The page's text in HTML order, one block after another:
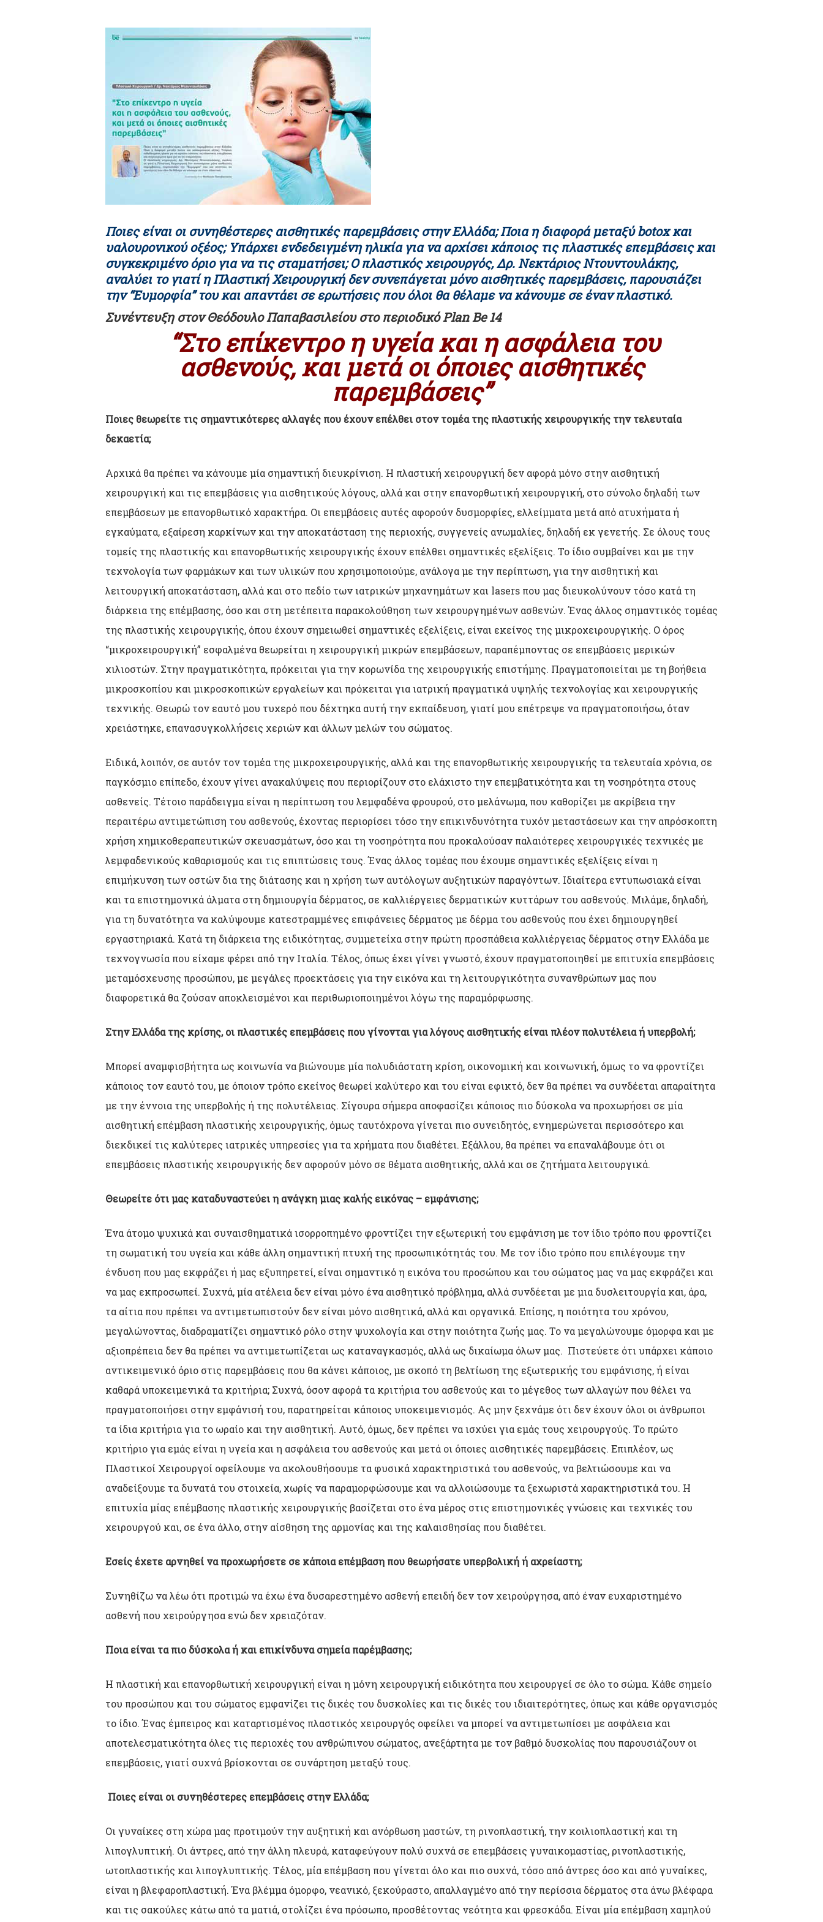
Ποιες είναι οι συνηθέστερες αισθητικές παρεμβάσεις στην Ελλάδα; Ποια η διαφορά μεταξύ botox και
υαλουρονικού οξέος; Υπάρχει ενδεδειγμένη ηλικία για να αρχίσει κάποιος τις πλαστικές επεμβάσεις και
συγκεκριμένο όριο για να τις σταματήσει; Ο πλαστικός χειρουργός, Δρ. Νεκτάριος Ντουντουλάκης,
αναλύει το γιατί η Πλαστική Χειρουργική δεν συνεπάγεται μόνο αισθητικές παρεμβάσεις, παρουσιάζει
την “Ευμορφία” του και απαντάει σε ερωτήσεις που όλοι θα θέλαμε να κάνουμε σε έναν πλαστικό.
Συνέντευξη στον Θεόδουλο Παπαβασιλείου στο περιοδικόPlan Be 14
“Στο επίκεντρο η υγεία και η ασφάλεια του
ασθενούς, και μετά οι όποιες αισθητικές
παρεμβάσεις”
Ποιες θεωρείτε τις σημαντικότερες αλλαγές που έχουν επέλθει στον τομέα της πλαστικής χειρουργικής την τελευταία
δεκαετία;
Αρχικά θα πρέπει να κάνουμε μία σημαντική διευκρίνιση. Η πλαστική χειρουργική δεν αφορά μόνο στην αισθητική
χειρουργική και τις επεμβάσεις για αισθητικούς λόγους, αλλά και στην επανορθωτική χειρουργική, στο σύνολο δηλαδή των
επεμβάσεων με επανορθωτικό χαρακτήρα. Οι επεμβάσεις αυτές αφορούν δυσμορφίες, ελλείμματα μετά από ατυχήματα ή
εγκαύματα, εξαίρεση καρκίνων και την αποκατάσταση της περιοχής, συγγενείς ανωμαλίες, δηλαδή εκ γενετής. Σε όλους τους
τομείς της πλαστικής και επανορθωτικής χειρουργικής έχουν επέλθει σημαντικές εξελίξεις. Το ίδιο συμβαίνει και με την
τεχνολογία των φαρμάκων και των υλικών που χρησιμοποιούμε, ανάλογα με την περίπτωση, για την αισθητική και
λειτουργική αποκατάσταση, αλλά και στο πεδίο των ιατρικών μηχανημάτων και lasers που μας διευκολύνουν τόσο κατά τη
διάρκεια της επέμβασης, όσο και στη μετέπειτα παρακολούθηση των χειρουργημένων ασθενών. Ένας άλλος σημαντικός τομέας
της πλαστικής χειρουργικής, όπου έχουν σημειωθεί σημαντικές εξελίξεις, είναι εκείνος της μικροχειρουργικής. Ο όρος
“μικροχειρουργική” εσφαλμένα θεωρείται η χειρουργική μικρών επεμβάσεων, παραπέμποντας σε επεμβάσεις μερικών
χιλιοστών. Στην πραγματικότητα, πρόκειται για την κορωνίδα της χειρουργικής επιστήμης. Πραγματοποιείται με τη βοήθεια
μικροσκοπίου και μικροσκοπικών εργαλείων και πρόκειται για ιατρική πραγματικά υψηλής τεχνολογίας και χειρουργικής
τεχνικής. Θεωρώ τον εαυτό μου τυχερό που δέχτηκα αυτή την εκπαίδευση, γιατί μου επέτρεψε να πραγματοποιήσω, όταν
χρειάστηκε, επανασυγκολλήσεις χεριών και άλλων μελών του σώματος.
Ειδικά, λοιπόν, σε αυτόν τον τομέα της μικροχειρουργικής, αλλά και της επανορθωτικής χειρουργικής τα τελευταία χρόνια, σε
παγκόσμιο επίπεδο, έχουν γίνει ανακαλύψεις που περιορίζουν στο ελάχιστο την επεμβατικότητα και τη νοσηρότητα στους
ασθενείς. Τέτοιο παράδειγμα είναι η περίπτωση του λεμφαδένα φρουρού, στο μελάνωμα, που καθορίζει με ακρίβεια την
περαιτέρω αντιμετώπιση του ασθενούς, έχοντας περιορίσει τόσο την επικινδυνότητα τυχόν μεταστάσεων και την απρόσκοπτη
χρήση χημικοθεραπευτικών σκευασμάτων, όσο και τη νοσηρότητα που προκαλούσαν παλαιότερες χειρουργικές τεχνικές με
λεμφαδενικούς καθαρισμούς και τις επιπτώσεις τους. Ένας άλλος τομέας που έχουμε σημαντικές εξελίξεις είναι η
επιμήκυνση των οστών δια της διάτασης και η χρήση των αυτόλογων αυξητικών παραγόντων. Ιδιαίτερα εντυπωσιακά είναι
και τα επιστημονικά άλματα στη δημιουργία δέρματος, σε καλλιέργειες δερματικών κυττάρων του ασθενούς. Μιλάμε, δηλαδή,
για τη δυνατότητα να καλύψουμε κατεστραμμένες επιφάνειες δέρματος με δέρμα του ασθενούς που έχει δημιουργηθεί
εργαστηριακά. Κατά τη διάρκεια της ειδικότητας, συμμετείχα στην πρώτη προσπάθεια καλλιέργειας δέρματος στην Ελλάδα με
τεχνογνωσία που είχαμε φέρει από την Ιταλία. Τέλος, όπως έχει γίνει γνωστό, έχουν πραγματοποιηθεί με επιτυχία επεμβάσεις
μεταμόσχευσης προσώπου, με μεγάλες προεκτάσεις για την εικόνα και τη λειτουργικότητα συνανθρώπων μας που
διαφορετικά θα ζούσαν αποκλεισμένοι και περιθωριοποιημένοι λόγω της παραμόρφωσης.
Στην Ελλάδα της κρίσης, οι πλαστικές επεμβάσεις που γίνονται για λόγους αισθητικής είναι πλέον πολυτέλεια ή υπερβολή;
Μπορεί αναμφισβήτητα ως κοινωνία να βιώνουμε μία πολυδιάστατη κρίση, οικονομική και κοινωνική, όμως το να φροντίζει
κάποιος τον εαυτό του, με όποιον τρόπο εκείνος θεωρεί καλύτερο και του είναι εφικτό, δεν θα πρέπει να συνδέεται απαραίτητα
με την έννοια της υπερβολής ή της πολυτέλειας. Σίγουρα σήμερα αποφασίζει κάποιος πιο δύσκολα να προχωρήσει σε μία
αισθητική επέμβαση πλαστικής χειρουργικής, όμως ταυτόχρονα γίνεται πιο συνειδητός, ενημερώνεται περισσότερο και
διεκδικεί τις καλύτερες ιατρικές υπηρεσίες για τα χρήματα που διαθέτει. Εξάλλου, θα πρέπει να επαναλάβουμε ότι οι
επεμβάσεις πλαστικής χειρουργικής δεν αφορούν μόνο σε θέματα αισθητικής, αλλά και σε ζητήματα λειτουργικά.
Θεωρείτε ότι μας καταδυναστεύει η ανάγκη μιας καλής εικόνας – εμφάνισης;
Ένα άτομο ψυχικά και συναισθηματικά ισορροπημένο φροντίζει την εξωτερική του εμφάνιση με τον ίδιο τρόπο που φροντίζει
τη σωματική του υγεία και κάθε άλλη σημαντική πτυχή της προσωπικότητάς του. Με τον ίδιο τρόπο που επιλέγουμε την
ένδυση που μας εκφράζει ή μας εξυπηρετεί, είναι σημαντικό η εικόνα του προσώπου και του σώματος μας να μας εκφράζει και
να μας εκπροσωπεί. Συχνά, μία ατέλεια δεν είναι μόνο ένα αισθητικό πρόβλημα, αλλά συνδέεται με μια δυσλειτουργία και, άρα,
τα αίτια που πρέπει να αντιμετωπιστούν δεν είναι μόνο αισθητικά, αλλά και οργανικά. Επίσης, η ποιότητα του χρόνου,
μεγαλώνοντας, διαδραματίζει σημαντικό ρόλο στην ψυχολογία και στην ποιότητα ζωής μας. Το να μεγαλώνουμε όμορφα και με
αξιοπρέπεια δεν θα πρέπει να αντιμετωπίζεται ως καταναγκασμός, αλλά ως δικαίωμα όλων μας. Πιστεύετε ότι υπάρχει κάποιο
αντικειμενικό όριο στις παρεμβάσεις που θα κάνει κάποιος, με σκοπό τη βελτίωση της εξωτερικής του εμφάνισης, ή είναι
καθαρά υποκειμενικά τα κριτήρια; Συχνά, όσον αφορά τα κριτήρια του ασθενούς και το μέγεθος των αλλαγών που θέλει να
πραγματοποιήσει στην εμφάνισή του, παρατηρείται κάποιος υποκειμενισμός. Ας μην ξεχνάμε ότι δεν έχουν όλοι οι άνθρωποι
τα ίδια κριτήρια για το ωραίο και την αισθητική. Αυτό, όμως, δεν πρέπει να ισχύει για εμάς τους χειρουργούς. Το πρώτο
κριτήριο για εμάς είναι η υγεία και η ασφάλεια του ασθενούς και μετά οι όποιες αισθητικές παρεμβάσεις. Επιπλέον, ως
Πλαστικοί Χειρουργοί οφείλουμε να ακολουθήσουμε τα φυσικά χαρακτηριστικά του ασθενούς, να βελτιώσουμε και να
αναδείξουμε τα δυνατά του στοιχεία, χωρίς να παραμορφώσουμε και να αλλοιώσουμε τα ξεχωριστά χαρακτηριστικά του. Η
επιτυχία μίας επέμβασης πλαστικής χειρουργικής βασίζεται στο ένα μέρος στις επιστημονικές γνώσεις και τεχνικές του
χειρουργού και, σε ένα άλλο, στην αίσθηση της αρμονίας και της καλαισθησίας που διαθέτει.
Εσείς έχετε αρνηθεί να προχωρήσετε σε κάποια επέμβαση που θεωρήσατε υπερβολική ή αχρείαστη;
Συνηθίζω να λέω ότι προτιμώ να έχω ένα δυσαρεστημένο ασθενή επειδή δεν τον χειρούργησα, από έναν ευχαριστημένο
ασθενή που χειρούργησα ενώ δεν χρειαζόταν.
Ποια είναι τα πιο δύσκολα ή και επικίνδυνα σημεία παρέμβασης;
Η πλαστική και επανορθωτική χειρουργική είναι η μόνη χειρουργική ειδικότητα που χειρουργεί σε όλο το σώμα. Κάθε σημείο
του προσώπου και του σώματος εμφανίζει τις δικές του δυσκολίες και τις δικές του ιδιαιτερότητες, όπως και κάθε οργανισμός
το ίδιο. Ένας έμπειρος και καταρτισμένος πλαστικός χειρουργός οφείλει να μπορεί να αντιμετωπίσει με ασφάλεια και
αποτελεσματικότητα όλες τις περιοχές του ανθρώπινου σώματος, ανεξάρτητα με τον βαθμό δυσκολίας που παρουσιάζουν οι
επεμβάσεις, γιατί συχνά βρίσκονται σε συνάρτηση μεταξύ τους.
Ποιες είναι οι συνηθέστερες επεμβάσεις στην Ελλάδα;
Οι γυναίκες στη χώρα μας προτιμούν την αυξητική και ανόρθωση μαστών, τη ρινοπλαστική, την κοιλιοπλαστική και τη
λιπογλυπτική. Οι άντρες, από την άλλη πλευρά, καταφεύγουν πολύ συχνά σε επεμβάσεις γυναικομαστίας, ρινοπλαστικής,
ωτοπλαστικής και λιπογλυπτικής. Τέλος, μία επέμβαση που γίνεται όλο και πιο συχνά, τόσο από άντρες όσο και από γυναίκες,
είναι η βλεφαροπλαστική. Ένα βλέμμα όμορφο, νεανικό, ξεκούραστο, απαλλαγμένο από την περίσσια δέρματος στα άνω βλέφαρα
και τις σακούλες κάτω από τα ματιά, στολίζει ένα πρόσωπο, προσθέτοντας νεότητα και φρεσκάδα. Είναι μία επέμβαση χαμηλού